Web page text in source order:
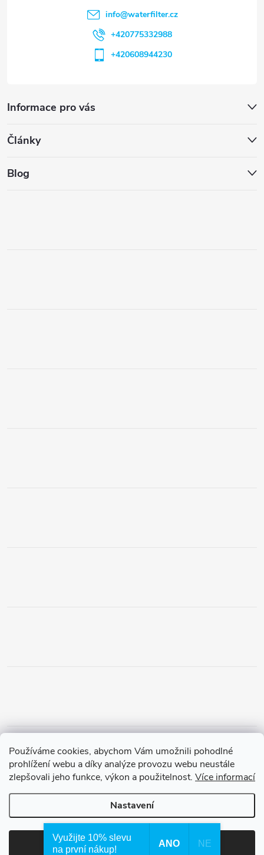
Používáme cookies, abychom Vám umožnili pohodlné
prohlížení webu a díky analýze provozu webu neustále
zlepšovali jeho funkce, výkon a použitelnost. Více informací
Nastavení
Souhlasím
Informace pro vás
Články
Blog
info@waterfilter.cz
+420775332988
+420608944230
Zásady ochrany osobních údajů
Doprava a platba Tříletá záruka
Copyright 2026Waterfilter.cz . Všechna práva vyhrazena.
Využijte 10% slevu
na první nákup!
ANO NE